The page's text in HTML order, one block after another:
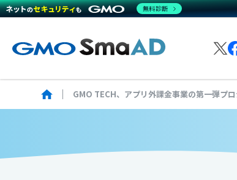
GMO TECH、アプリ外課金事業の第一弾プ
無料診断